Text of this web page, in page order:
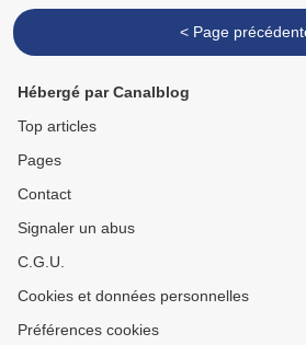
< Page
Hébergé par Canalblog
Top articles
Pages
Contact
Signaler un abus
C.G.U.
Cookies et données personnelles
Préférences cookies